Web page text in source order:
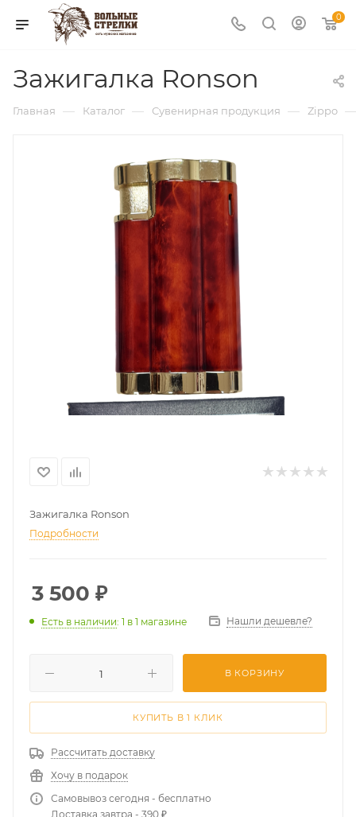
0
Зажигалка Ronson
Главная — Каталог — Сувенирная продукция — Zippo —
Зажигалка Ronson
Подробности
3 500 ₽
Есть в наличии: 1 в 1 магазине Нашли дешевле?
В КОРЗИНУ
КУПИТЬ В 1 КЛИК
Рассчитать доставку
Хочу в подарок
Самовывоз сегодня - бесплатно
Доставка завтра - 390 ₽